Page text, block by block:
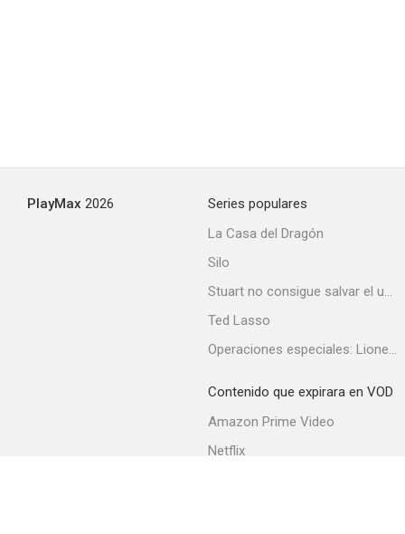
PlayMax 2026
Series populares
La Casa del Dragón
Silo
Stuart no consigue salvar el universo
Ted Lasso
Operaciones especiales: Lioness
Contenido que expirara en VOD
Amazon Prime Video
Netflix